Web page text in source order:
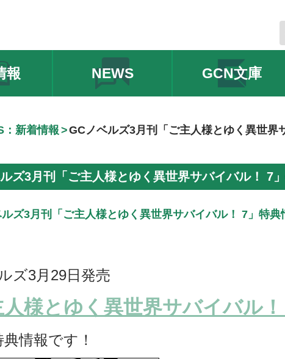
報 NEWS GCN文庫
：新着情報 GCノベルズ3月刊「ご主人様とゆく異世界
ズ3月刊「ご主人様とゆく異世界サバイバル！ 7
ズ3月刊「ご主人様とゆく異世界サバイバル！ 7」特典
ズ3月29日発売
人様とゆく異世界サバイバル
情報です！